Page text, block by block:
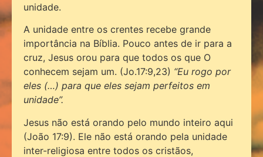
unidade.
A unidade entre os crentes recebe grande
importância na Bíblia. Pouco antes de ir para a
cruz, Jesus orou para que todos os que O
conhecem sejam um. (Jo.17:9,23) “Eu rogo por
eles (…) para que eles sejam perfeitos em
unidade”.
Jesus não está orando pelo mundo inteiro aqui
(João 17:9). Ele não está orando pela unidade
inter-religiosa entre todos os cristãos,